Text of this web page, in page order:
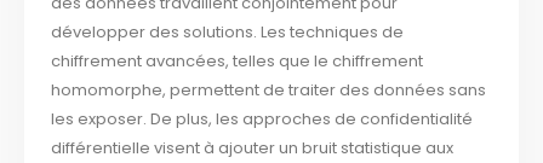
développer des solutions. Les techniques de
chiffrement avancées, telles que le chiffrement
homomorphe, permettent de traiter des données sans
les exposer. De plus, les approches de confidentialité
différentielle visent à ajouter un bruit statistique aux